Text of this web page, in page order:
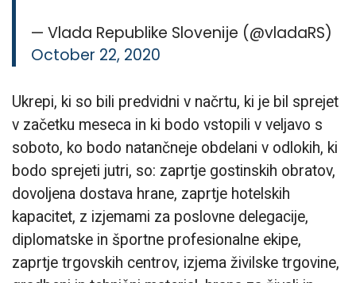
— Vlada Republike Slovenije (@vladaRS)
October 22, 2020
Ukrepi, ki so bili predvidni v načrtu, ki je bil sprejet
v začetku meseca in ki bodo vstopili v veljavo s
soboto, ko bodo natančneje obdelani v odlokih, ki
bodo sprejeti jutri, so: zaprtje gostinskih obratov,
dovoljena dostava hrane, zaprtje hotelskih
kapacitet, z izjemami za poslovne delegacije,
diplomatske in športne profesionalne ekipe,
zaprtje trgovskih centrov, izjema živilske trgovine,